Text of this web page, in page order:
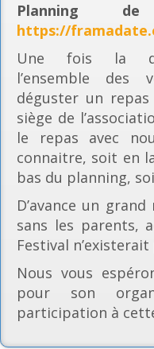
Planning
https://
Une fois la
l’ensemble
déguster un repas
siège de
le repas avec
connaitre, soit en
bas du planning,
D’avance un
sans les parents,
Festival n’existerait
Nous vous
pour son
participation à